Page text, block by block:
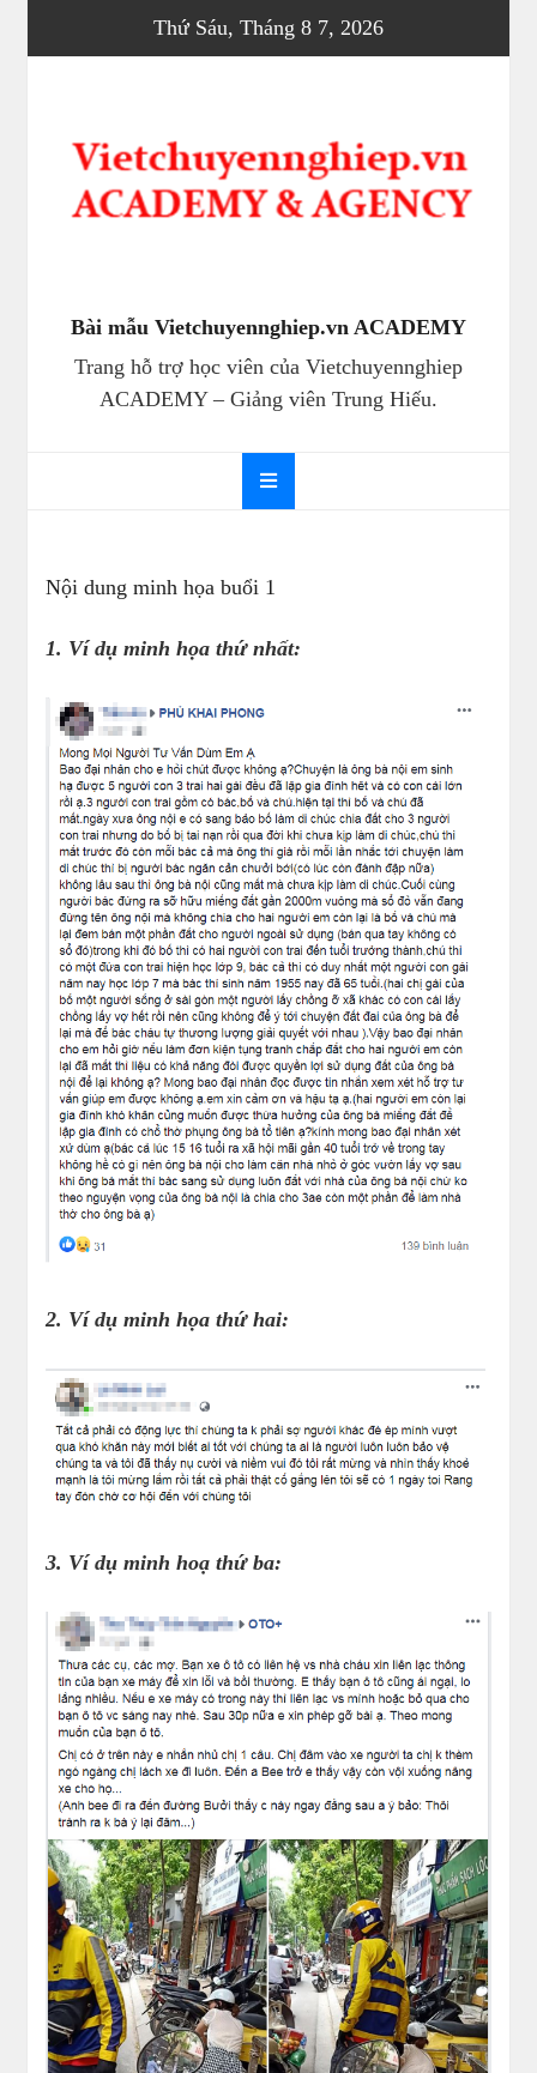
Thứ Sáu, Tháng 8 7, 2026
Bài mẫu Vietchuyennghiep.vn ACADEMY
Trang hỗ trợ học viên của Vietchuyennghiep
ACADEMY – Giảng viên Trung Hiếu.
Nội dung minh họa buổi 1
1. Ví dụ minh họa thứ nhất:
2. Ví dụ minh họa thứ hai:
3. Ví dụ minh hoạ thứ ba: